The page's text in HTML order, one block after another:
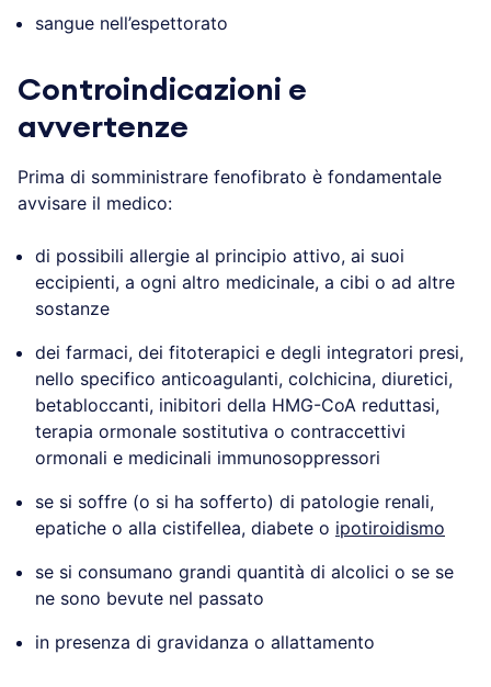
sangue nell’espettorato
Controindicazioni e
avvertenze
Prima di somministrare fenofibrato è fondamentale
avvisare il medico:
di possibili allergie al principio attivo, ai suoi
eccipienti, a ogni altro medicinale, a cibi o ad altre
sostanze
dei farmaci, dei fitoterapici e degli integratori presi,
nello specifico anticoagulanti, colchicina, diuretici,
betabloccanti, inibitori della HMG-CoA reduttasi,
terapia ormonale sostitutiva o contraccettivi
ormonali e medicinali immunosoppressori
se si soffre (o si ha sofferto) di patologie renali,
epatiche o alla cistifellea, diabete o ipotiroidismo
se si consumano grandi quantità di alcolici o se se
ne sono bevute nel passato
in presenza di gravidanza o allattamento